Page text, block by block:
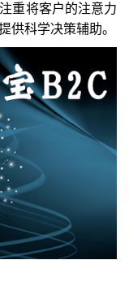
重将客户的注意力
供科学决策辅助。